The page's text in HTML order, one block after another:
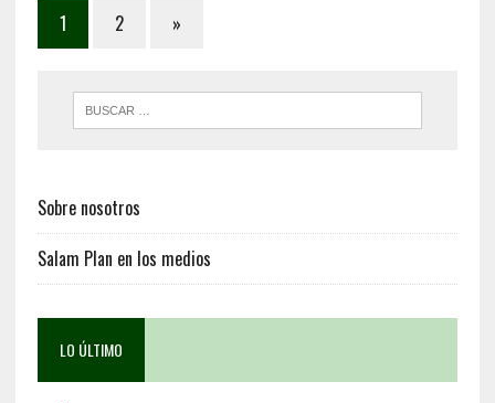
1 2 »
Sobre nosotros
Salam Plan en los medios
LO ÚLTIMO